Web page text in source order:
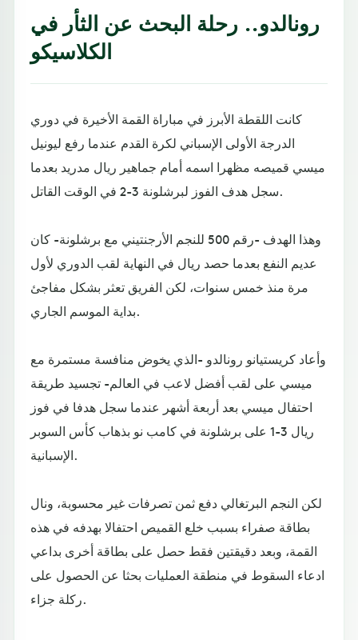
رونالدو.. رحلة البحث عن الثأر في
الكلاسيكو
كانت اللقطة الأبرز في مباراة القمة الأخيرة في دوري
الدرجة الأولى الإسباني لكرة القدم عندما رفع ليونيل
ميسي قميصه مظهرا اسمه أمام جماهير ريال مدريد بعدما
سجل هدف الفوز لبرشلونة 3-2 في الوقت القاتل.
وهذا الهدف -رقم 500 للنجم الأرجنتيني مع برشلونة- كان
عديم النفع بعدما حصد ريال في النهاية لقب الدوري لأول
مرة منذ خمس سنوات، لكن الفريق تعثر بشكل مفاجئ
بداية الموسم الجاري.
وأعاد كريستيانو رونالدو -الذي يخوض منافسة مستمرة مع
ميسي على لقب أفضل لاعب في العالم- تجسيد طريقة
احتفال ميسي بعد أربعة أشهر عندما سجل هدفا في فوز
ريال 3-1 على برشلونة في كامب نو بذهاب كأس السوبر
الإسبانية.
لكن النجم البرتغالي دفع ثمن تصرفات غير محسوبة، ونال
بطاقة صفراء بسبب خلع القميص احتفالا بهدفه في هذه
القمة، وبعد دقيقتين فقط حصل على بطاقة أخرى بداعي
ادعاء السقوط في منطقة العمليات بحثا عن الحصول على
ركلة جزاء.